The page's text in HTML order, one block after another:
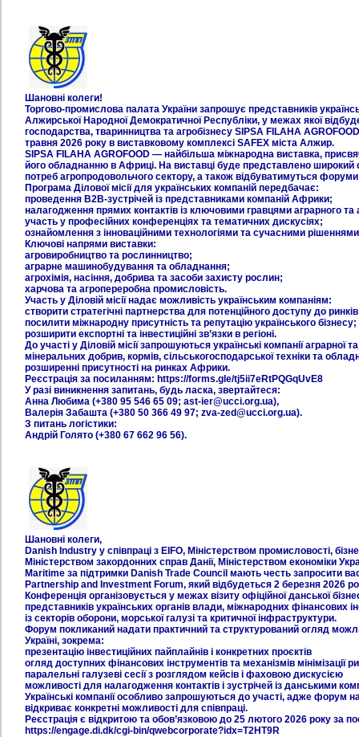
Шановні колеги!
Торгово-промислова палата України запрошує представників
Алжирської Народної Демократичної Республіки, у межах якої
господарства, тваринництва та агробізнесу SIPSA FILAHA
травня 2026 року в виставковому комплексі SAFEX міста Алжир.
SIPSA FILAHA AGROFOOD — найбільша міжнародна виставка,
його обладнанню в Африці. На виставці буде представлено широкий
потреб агропродовольчого сектору, а також відбуватимуться
Програма Ділової місії для українських компаній передбачає:
проведення B2B-зустрічей із представниками компаній Африки;
налагодження прямих контактів із ключовими гравцями аграрного та
участь у професійних конференціях та тематичних дискусіях;
ознайомлення з інноваційними технологіями та сучасними
Ключові напрями виставки:
агровиробництво та рослинництво;
аграрне машинобудування та обладнання;
агрохімія, насіння, добрива та засоби захисту рослин;
харчова та агропереробна промисловість.
Участь у Діловій місії надає можливість українським компаніям:
створити стратегічні партнерства для потенційного доступу до
посилити міжнародну присутність та репутацію українського бізнесу;
розширити експортні та інвестиційні зв’язки в регіоні.
До участі у Діловій місії запрошуються українські компанії
мінеральних добрив, кормів, сільськогосподарської техніки та
розширенні присутності на ринках Африки.
Реєстрація за посиланням: https://forms.gle/tj5ii7eRtPQGqUvE8
У разі виникнення запитань, будь ласка, звертайтеся:
Анна Любима (+380 95 546 65 09; ast-ier@ucci.org.ua),
Валерія Забашта (+380 50 366 49 97; zva-zed@ucci.org.ua).
З питань логістики:
Андрій Голято (+380 67 662 96 56).
Шановні колеги,
Danish Industry у співпраці з EIFO, Міністерством промисловості,
Міністерством закордонних справ Данії, Міністерством економіки
Maritime за підтримки Danish Trade Council мають честь запросити
Partnership and Investment Forum, який відбудеться 2 березня 2026
Конференція організовується у межах візиту офіційної данської
представників українських органів влади, міжнародних фінансових
із секторів оборони, морської галузі та критичної інфраструктури.
Форум покликаний надати практичний та структурований огляд
Україні, зокрема:
презентацію інвестиційних пайплайнів і конкретних проєктів
огляд доступних фінансових інструментів та механізмів мінімізації
паралельні галузеві сесії з розглядом кейсів і фаховою дискусією
можливості для налагодження контактів і зустрічей із данськими
Українські компанії особливо запрошуються до участі, адже форум
відкриває конкретні можливості для співпраці.
Реєстрація є відкритою та обов’язковою до 25 лютого 2026 року за
https://engage.di.dk/cgi-bin/qwebcorporate?idx=T2HT9R